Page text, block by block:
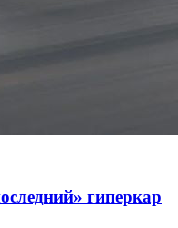
гиперкар